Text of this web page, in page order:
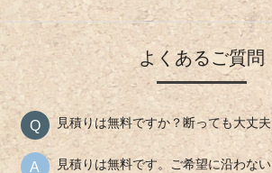
よくあるご質問
見積りは無料ですか？断っても大丈
見積りは無料です。ご希望に沿わな